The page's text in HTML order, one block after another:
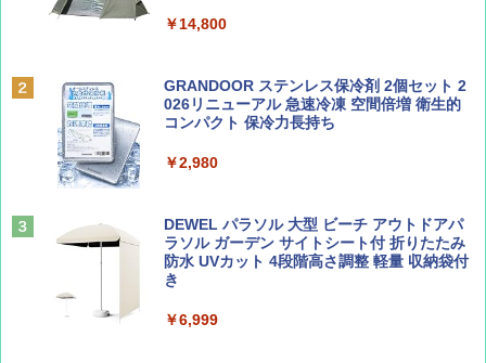
BE-PAL(ビ-パル) 2026年 9 月号【特別付録:
SOTO ミニマル"旅"財布 ランダム2種】
山と溪谷 2026年8月号「南アルプス大全」
￥1,540
A09 地球の歩き方 イタリア 2026～2027 地
球の歩き方A ヨーロッパ
地球の歩き方 スター・ウォーズ
￥2,695
&ハイキング カーキ PATC-150(KH)
PYKES PEAK (パイクスピーク) 着替えテン
人用 折りたたみ 防災グッズ 災害用トイレ ビ
￥4,980
テント ワンタッチ RENEW 幅200 2-3人用 43
￥14,800
GRANDOOR ステンレス保冷剤 2個セット 2
026リニューアル 急速冷凍 空間倍増 衛生的
コンパクト 保冷力長持ち
￥2,980
DEWEL パラソル 大型 ビーチ アウトドアパ
ラソル ガーデン サイトシート付 折りたたみ
防水 UVカット 4段階高さ調整 軽量 収納袋付
き
￥6,999